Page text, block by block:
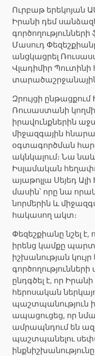
Ուրբաթ երեկոյան
Իրանի դեմ
Մասուդ
անցկացրել
Վլադիմիր Պուտինի
տարածաշրջանային
Զրույցի
Ռուսաստանի
իրավունքներին
միջազգային
օգտագործման
ակնկալում։ Նա
Իսլամական
այաթոլլա Սեյեդ
մասին՝ որը նա
նորմերին և
հակասող ակտ։
Փեզեշքիանը նշել է,
իրենց կամքը
իշխանության
ընդգծել է, որ
հերոսական
պաշտպանություն
ապացուցեց, որ
ամրապնդում են
պաշտպանելու